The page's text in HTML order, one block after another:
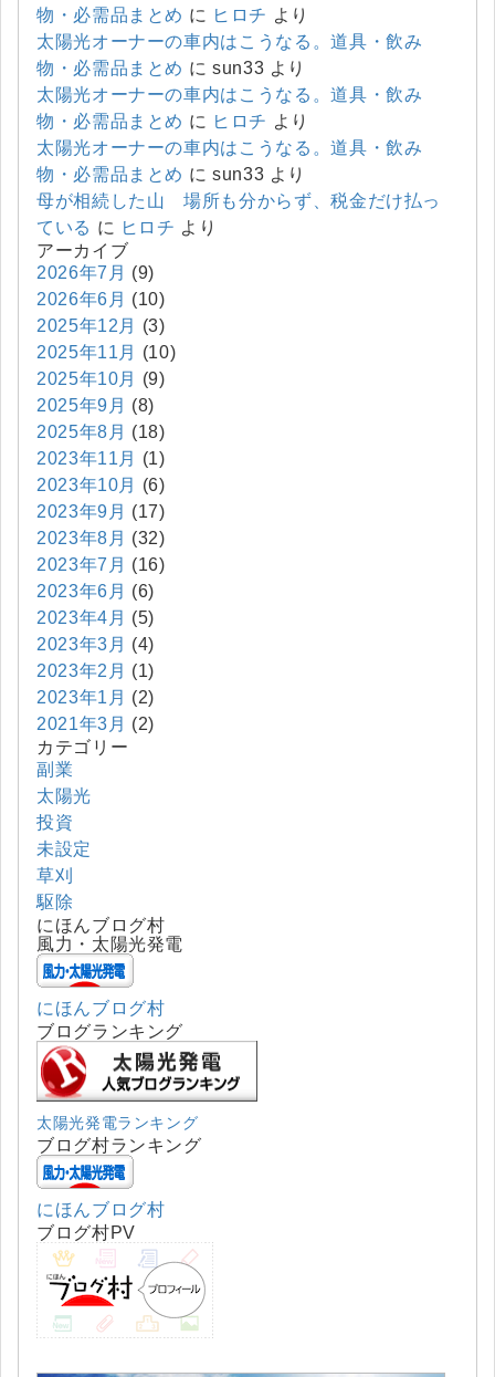
物・必需品まとめ に ヒロチ より
太陽光オーナーの車内はこうなる。道具・飲み
物・必需品まとめ にsun33 より
太陽光オーナーの車内はこうなる。道具・飲み
物・必需品まとめ に ヒロチ より
太陽光オーナーの車内はこうなる。道具・飲み
物・必需品まとめ にsun33 より
母が相続した山 場所も分からず、税金だけ払っ
ている に ヒロチ より
アーカイブ
2026年7月 (9)
2026年6月 (10)
2025年12月
(3)
2025年11月
(10)
2025年10月
(9)
2025年9月 (8)
2025年8月 (18)
2023年11月
(1)
2023年10月
(6)
2023年9月 (17)
2023年8月 (32)
2023年7月 (16)
2023年6月 (6)
2023年4月 (5)
2023年3月 (4)
2023年2月 (1)
2023年1月 (2)
2021年3月 (2)
カテゴリー
副業
太陽光
投資
未設定
草刈
駆除
にほんブログ村
風力・太陽光発電
にほんブログ村
ブログランキング
太陽光発電ランキング
ブログ村ランキング
にほんブログ村
ブログ村PV